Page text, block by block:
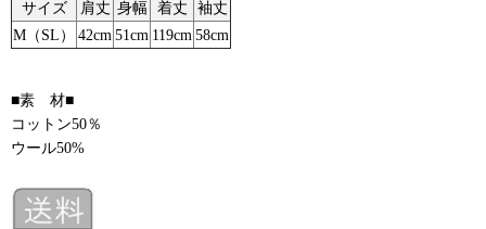
サイズ
肩丈 身幅 着丈
袖丈
M（SL）
42cm 51cm 119cm 58cm
■素 材■
コットン50％
ウール50%